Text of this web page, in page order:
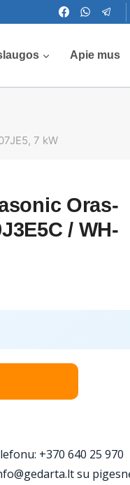
Apie mus
7 kW
Oras-
/ WH-
+370 640 25 970
su